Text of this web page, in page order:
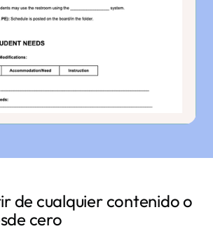
de cualquier contenido o
cero